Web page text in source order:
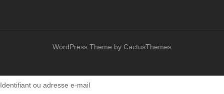
WordPress Theme by CactusThemes
Identifiant ou adresse e-mail